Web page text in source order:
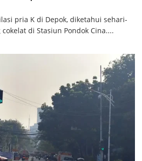
pria K di Depok, diketahui sehari-
di Stasiun Pondok Cina....